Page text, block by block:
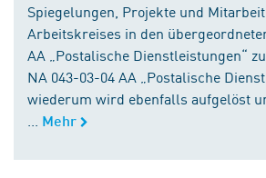
Spiegelungen, Projekte und
Arbeitskreises in den
AA „Postalische Dienstleistungen“
NA 043-03-04 AA „Postalische
wiederum wird ebenfalls aufgelöst
Mehr